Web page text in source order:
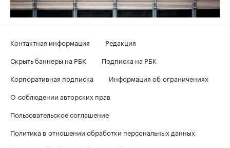
Контактная информация
Редакция
Скрыть баннеры на РБК
Подписка на РБК
Корпоративная подписка
Информация об ограничениях
О соблюдении авторских прав
Пользовательское соглашение
Политика в отношении обработки персональных данных